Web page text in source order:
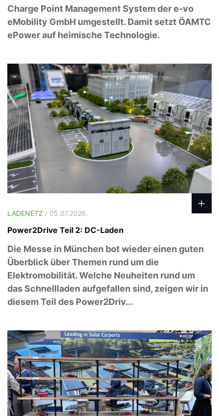
Charge Point Management System der e-vo
eMobility GmbH umgestellt. Damit setzt ÖAMTC
ePower auf heimische Technologie.
LADENETZ / 05.07.2026.
Power2Drive Teil 2: DC-Laden
Die Messe in München bot wieder einen guten
Überblick über Themen rund um die
Elektromobilität. Welche Neuheiten rund um
das Schnellladen aufgefallen sind, zeigen wir in
diesem Teil des Power2Driv...